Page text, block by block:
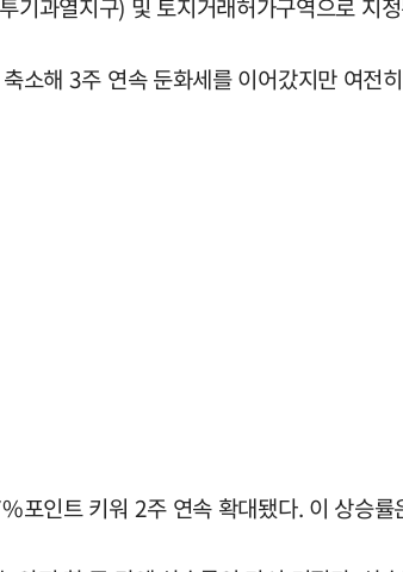
기과열지구) 및 토지거래허가구역으로 지
소해 3주 연속 둔화세를 이어갔지만 여전
포인트 키워 2주 연속 확대됐다. 이 상승